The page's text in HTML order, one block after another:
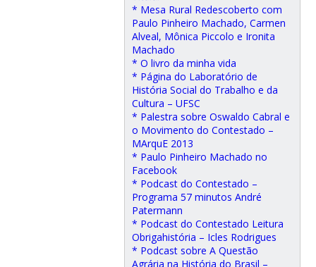
* Mesa Rural Redescoberto com
Paulo Pinheiro Machado, Carmen
Alveal, Mônica Piccolo e Ironita
Machado
* O livro da minha vida
* Página do Laboratório de
História Social do Trabalho e da
Cultura – UFSC
* Palestra sobre Oswaldo Cabral e
o Movimento do Contestado –
MArquE 2013
* Paulo Pinheiro Machado no
Facebook
* Podcast do Contestado –
Programa 57 minutos André
Patermann
* Podcast do Contestado Leitura
Obrigahistória – Icles Rodrigues
* Podcast sobre A Questão
Agrária na História do Brasil –